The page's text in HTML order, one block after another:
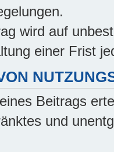
wird auf
einer Frist
Beitrags
und